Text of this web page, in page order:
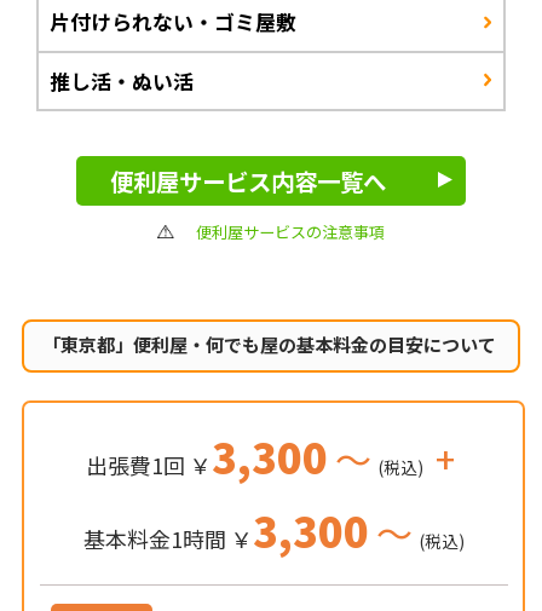
片付けられない・ゴミ屋敷
推し活・ぬい活
便利屋サービス内容一覧へ
便利屋サービスの注意事項
「東京都」便利屋・何でも屋の基本料金の目安について
出張費1回 ￥3,300～ (税込) +
基本料金1時間 ￥3,300～ (税込)